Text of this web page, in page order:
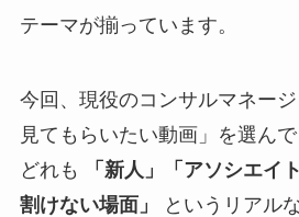
テーマが揃っています。
今回、現役のコンサルマネー
見てもらいたい動画」を選んで
どれも
「新人」「アソシエイ
割けない場面」
というリアル